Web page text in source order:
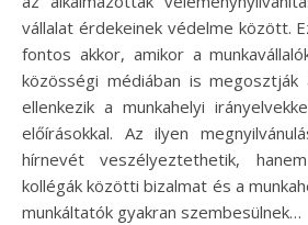
vállalat érdekeinek védelme között.
fontos akkor, amikor a
közösségi médiában is megosztják
ellenkezik a munkahelyi
előírásokkal. Az ilyen
hírnevét veszélyeztethetik,
kollégák közötti bizalmat és a
munkáltatók gyakran szembesülnek…